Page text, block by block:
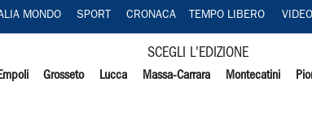
MONDO SPORT CRONACA TEMPO LIBERO VIDEO
SCEGLI L'EDIZIONE
Empoli Grosseto Lucca Massa-Carrara Montecatini